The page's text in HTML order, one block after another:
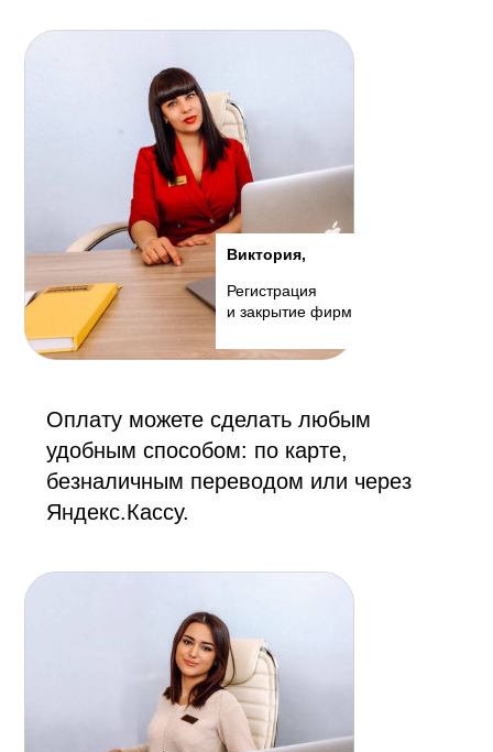
Виктория,
Регистрация
и закрытие фирм
Оплату можете сделать любым
удобным способом: по карте,
безналичным переводом или через
Яндекс.Кассу.